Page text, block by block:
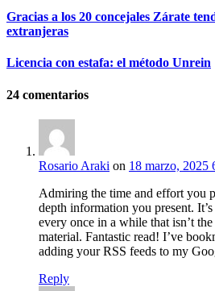
Gracias a los 20 concejales Zárate
extranjeras
Licencia con estafa: el método Unrein
24 comentarios
Rosario Araki on 18 marzo, 2025
Admiring the time and effort you
depth information you present.
every once in a while that isn’t the
material. Fantastic read! I’ve
adding your RSS feeds to my
Reply